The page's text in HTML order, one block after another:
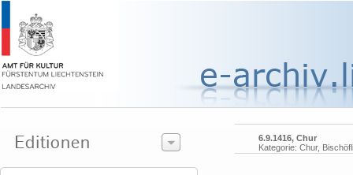
6.9.1416, Chur
Kategorie: Chur,